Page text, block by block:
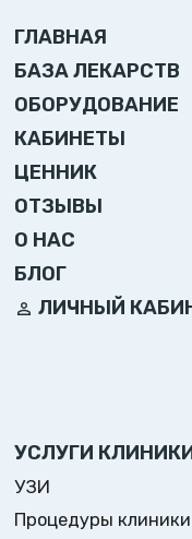
ГЛАВНАЯ
БАЗА ЛЕКАРСТВ
ОБОРУДОВАНИЕ
КАБИНЕТЫ
ЦЕННИК
ОТЗЫВЫ
О НАС
БЛОГ
ЛИЧНЫЙ
УСЛУГИ
УЗИ
Процедуры клиники